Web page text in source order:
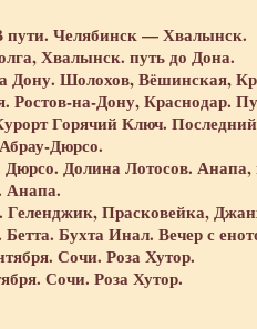
пути. Челябинск — Хвалынск.
Хвалынск. путь до Дона.
Дону. Шолохов, Вёшинская,
Ростов-на-Дону, Краснодар.
Горячий Ключ.
Дюрсо.
Дюрсо. Долина Лотосов.
Анапа.
Геленджик, Прасковейка,
Бухта Инал. Вечер с
Сочи. Роза Хутор.
Сочи. Роза Хутор.